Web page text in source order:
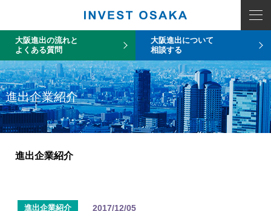
大阪進出の流れと
よくある質問
大阪進出について
相談する
進出企業紹介
進出企業紹介
進出企業紹介 2017/12/05